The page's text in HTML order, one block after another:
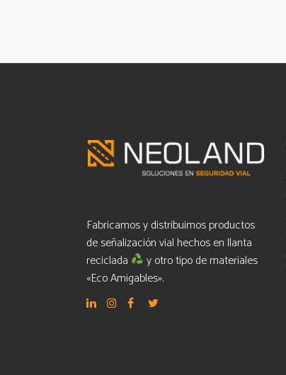
Fabricamos y distribuimos productos
de señalización vial hechos en llanta
reciclada
y otro tipo de materiales
«Eco Amigables».